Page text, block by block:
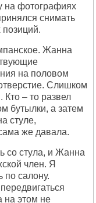
на фотографиях
снимать
Жанна
на половом
Слишком
– то развел
бутылки, а затем
стуле,
же давала.
со стула, и Жанна
член. Я
по салону.
на этом не